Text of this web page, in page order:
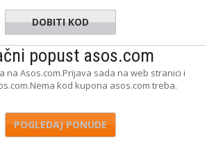
OPDEALS
DOBITI KOD
popust asos.com
na Asos.com.Prijava sada na web stranici i
kod kupona asos.com treba.
POGLEDAJ PONUDE